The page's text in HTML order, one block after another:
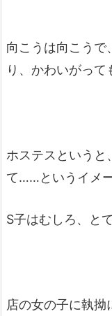
向こうは向こうで
り、かわいがって
ホステスというと
て……というイメ
S子はむしろ、と
店の女の子に執拗